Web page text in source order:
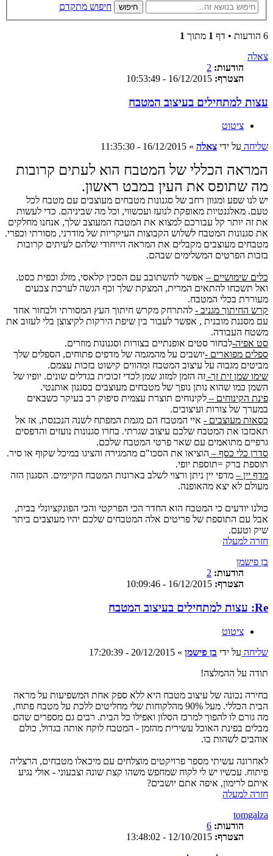
חיפוש חיפוש מתקדם
6 הודעות • דף 1 מתוך 1
צאלה
הודעות: 2
הצטרף:
עצות למתחילים בעיצוב המטבח
ציטוט
שליחה על ידי צאלה »
16/12/2015 - 11:35:30
המראה הכללי של המטבח הוא לעתים קרובות
מה שתופס את העין במבט ראשון.
יש לנו שפע ומגוון רחב של סגנונות מטבחים מעוצבים עם מטבח לכל
טעם. מאלגנטיות מאופקת לנועז ועכשווי, וכל מה שביניהם. כדי לעשות
את זה יותר קל עבורכם למצוא את המטבח המעוצב שלך, אנחנו מחלקים
את סגנונות המטבח לשלוש הקבוצות העיקריות של מודרני, מסורתי וכפרי.
מטבחים מעוצבים מקבלים את המראה הייחודי שלהם לעיתים קרובות
בזכות הפרטים המשלימים שבהם.
כלים שימושיים – אפשר להשתובב עם הסכין קלאסי, מזלג וכפית כסט.
ואל תשכחו להתאים המרית, המצקת שלך וכף הגשה לערכת צבעים
מעוררת בכלי המטבח.
קרש החיתוך מגניב - להתרחק מקרש חיתוך העץ המסורתי ולבחור אחד
עם מסננת מובנית , אפשר לעבור בין שיפת הירקות לקיצוצן בלי לעזוב את
משטח העבודה.
סט אפיה-לבחור סטים אופנתיים בצורות וסגנונות מוזרים.
ספלים מפוארים -יושבים על מהמגמה של מדפים פתוחים, הספלים שלך
מביטים מגבוה על עיצוב המטבח ומהווים קישוט בזכות עצמם.
שימו שמן זית זך- זה הזמן למזוג שמן לכדי זכוכית בגדלים שונים. יופיו של
השמן כמו שהוא נותן נופך של מטבחים מעוצבים בסגנון אותנטי.
פינת הקינוחים – לקינוחים תוצרת עצמית סיפוק רב בעיקר כשבאים
במערך של צורות ועיצובים.
כסאות מעוצבים - איי המטבח הם מגמת המפתח לשנה הנכנסת, אז אל
תאכזבו את המטבח שלכם עיצוב שגרתי. בחרו סגנונות נועזים והדפסים
גרפיים מתואמים עם שאר פרטי המטבח שלכם.
סדרן כלי כסף – הוציאו את הסכו"ם מהמגירה והציגו במיכל שקוף או סיר.
תוספת ברק =תוספת יופי.
מדף יין – מדפי יין ניתן ורצוי לשלב בארונות המטבח הקיימים. הסגנון הזה
מעולם לא יצא מהאופנה.
כולנו יודעים כי המטבח הוא החדר הכי הפרקטי והכי הפונקציונלי בבית,
אבל עם התוספת של פריטים אלה המטבחים שלכם יהיו מעוצבים ביתר
שיק וטעם.
חזרה למעלה
בן פישמן
הודעות: 2
הצטרף:
Re: עצות למתחילים בעיצוב המטבח
ציטוט
שליחה על ידי בן פישמן »
20/12/2015 - 17:20:39
תודה על ההמלצה!
בחירה נכונה של עיצוב מטבח היא ללא ספק אחת המשפיעות על מראה
הבית הכללי. מעל 90% מהלקוחות שלי מחליטים ללכת על מטבח פתוח,
מה גורם לו להפוך למרכז הסלון ואפילו כל הבית. רבים גם מספרים שהם
מבלים בפינת האוכל עשירית מהזמן - המטבח לוקח אותה בגדול, כולם
אוהבים לשהות בו.
לאחרונה עשיתי מספר פרויקטים מוצלחים עם מיכאלו מטבחים, הרצליה
פיתוח. עכשיו יש לי לקוח שמחפש משהו קצת שונה וצבעוני - אולי נגיע
איתם לרימון, איפה אתם יושבים?
חזרה למעלה
tomgalza
הודעות: 6
הצטרף: